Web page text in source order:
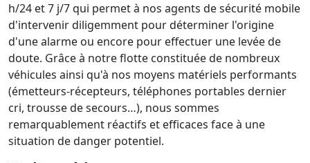
h/24 et 7 j/7 qui permet à nos agents de sécurité mobile
d'intervenir diligemment pour déterminer l'origine
d'une alarme ou encore pour effectuer une levée de
doute. Grâce à notre flotte constituée de nombreux
véhicules ainsi qu'à nos moyens matériels performants
(émetteurs-récepteurs, téléphones portables dernier
cri, trousse de secours…), nous sommes
remarquablement réactifs et efficaces face à une
situation de danger potentiel.